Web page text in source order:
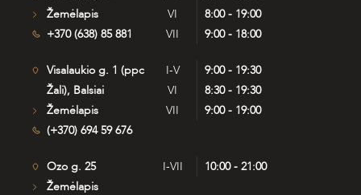
Žemėlapis
+370 (638) 85 881
VI
8:00 - 19:00
VII
9:00 - 18:00
Visalaukio g. 1 (ppc
Žali), Balsiai
Žemėlapis
(+370) 694 59 676
I-V
9:00 - 19:30
VI
8:30 - 19:30
VII
9:00 - 19:00
Ozo g. 25
Žemėlapis
I-VII 10:00 - 21:00